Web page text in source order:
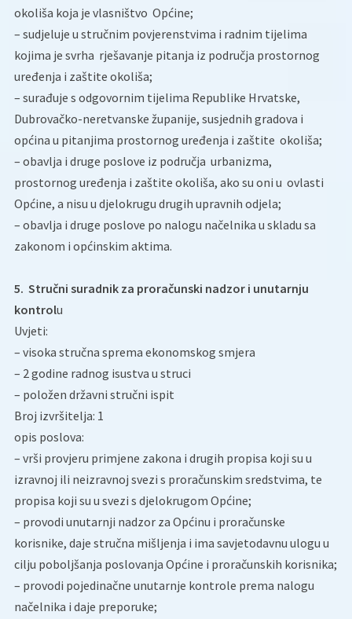
okoliša koja je vlasništvo Općine;
– sudjeluje u stručnim povjerenstvima i radnim tijelima
kojima je svrha rješavanje pitanja iz područja prostornog
uređenja i zaštite okoliša;
– surađuje s odgovornim tijelima Republike Hrvatske,
Dubrovačko-neretvanske županije, susjednih gradova i
općina u pitanjima prostornog uređenja i zaštite okoliša;
– obavlja i druge poslove iz područja urbanizma,
prostornog uređenja i zaštite okoliša, ako su oni u ovlasti
Općine, a nisu u djelokrugu drugih upravnih odjela;
– obavlja i druge poslove po nalogu načelnika u skladu sa
zakonom i općinskim aktima.
5. Stručni suradnik za proračunski nadzor i unutarnju
kontrolu
Uvjeti:
– visoka stručna sprema ekonomskog smjera
– 2 godine radnog isustva u struci
– položen državni stručni ispit
Broj izvršitelja: 1
opis poslova:
– vrši provjeru primjene zakona i drugih propisa koji su u
izravnoj ili neizravnoj svezi s proračunskim sredstvima, te
propisa koji su u svezi s djelokrugom Općine;
– provodi unutarnji nadzor za Općinu i proračunske
korisnike, daje stručna mišljenja i ima savjetodavnu ulogu u
cilju poboljšanja poslovanja Općine i proračunskih korisnika;
– provodi pojedinačne unutarnje kontrole prema nalogu
načelnika i daje preporuke;